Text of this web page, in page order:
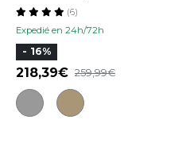
Expedié en 24h/72h
(6)
- 16%
218,39 259,99